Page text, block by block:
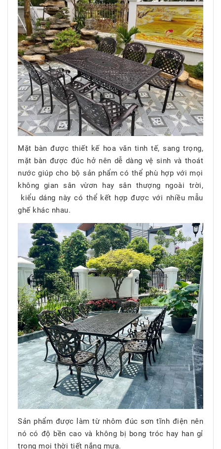
Mặt bàn được thiết kế hoa văn tinh tế, sang trọng,
mặt bàn được đúc hở nên dễ dàng vệ sinh và thoát
nước giúp cho bộ sản phẩm có thể phù hợp với mọi
không gian sân vừơn hay sân thượng ngoài trời,
kiểu dáng này có thể kết hợp được với nhiều mẫu
ghế khác nhau.
Sản phẩm được làm từ nhôm đúc sơn tĩnh điện nên
nó có độ bền cao và không bị bong tróc hay han gỉ
trong mọi thời tiết nắng mưa.